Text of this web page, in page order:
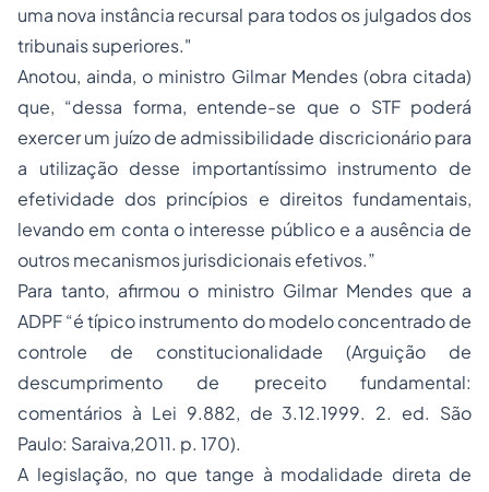
uma nova instância recursal para todos os julgados dos
tribunais superiores."
Anotou, ainda, o ministro Gilmar Mendes (obra citada)
que, “dessa forma, entende-se que o STF poderá
exercer um juízo de admissibilidade discricionário para
a utilização desse importantíssimo instrumento de
efetividade dos princípios e direitos fundamentais,
levando em conta o interesse público e a ausência de
outros mecanismos jurisdicionais efetivos.”
Para tanto, afirmou o ministro Gilmar Mendes que a
ADPF “é típico instrumento do modelo concentrado de
controle de constitucionalidade (Arguição de
descumprimento de preceito fundamental:
comentários à Lei 9.882, de 3.12.1999. 2. ed. São
Paulo: Saraiva,2011. p. 170).
A legislação, no que tange à modalidade direta de